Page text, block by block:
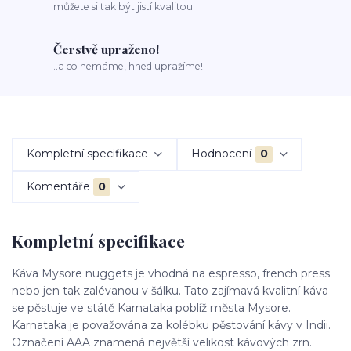
můžete si tak být jistí kvalitou
Čerstvě upraženo!
..a co nemáme, hned upražíme!
Kompletní specifikace Hodnocení 0
Komentáře 0
Kompletní specifikace
Káva Mysore nuggets je vhodná na espresso, french press
nebo jen tak zalévanou v šálku. Tato zajímavá kvalitní káva
se pěstuje ve státě Karnataka poblíž města Mysore.
Karnataka je považována za kolébku pěstování kávy v Indii.
Označení AAA znamená největší velikost kávových zrn.